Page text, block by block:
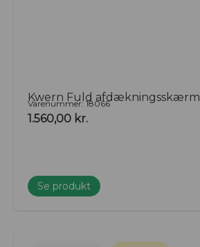
Kwern Fuld afdækningsskærm
Varenummer: 18066
1.560,00 kr.
Se produkt